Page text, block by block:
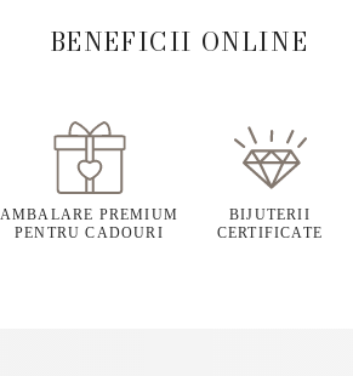
BENEFICII ONLINE
AMBALARE PREMIUM
PENTRU CADOURI
BIJUTERII
CERTIFICATE